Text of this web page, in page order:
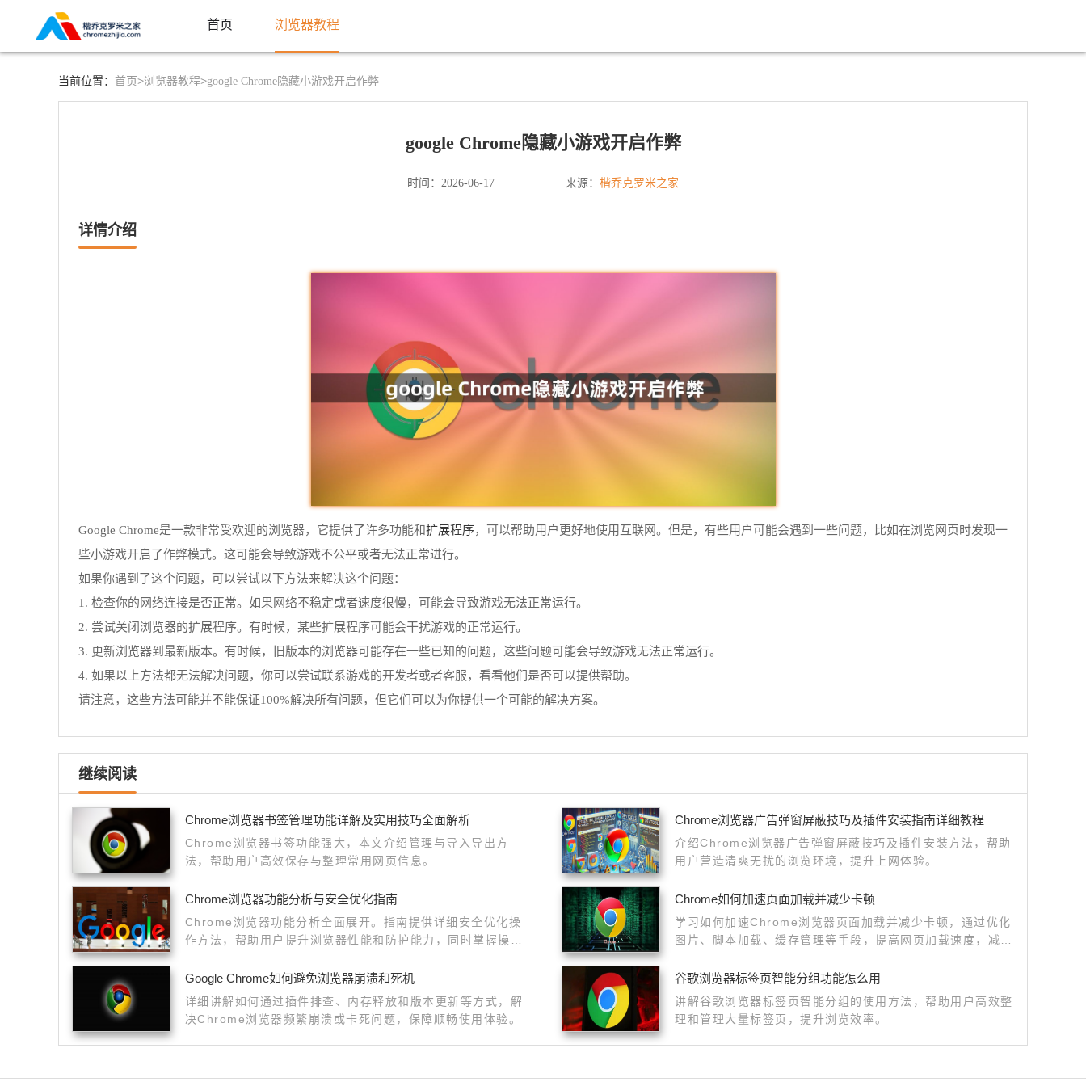
首页 浏览器教程
当前位置： 首页>浏览器教程>google Chrome隐藏小游戏开启作弊
google Chrome隐藏小游戏开启作弊
时间：2026-06-17 来源： 楷乔克罗米之家
详情介绍
Google Chrome是一款非常受欢迎的浏览器，它提供了许多功能和扩展程序，可以帮助用户更好地使用互联网。但是，有些用户可能会遇到一些问题，比如在浏览网页时发现一
些小游戏开启了作弊模式。这可能会导致游戏不公平或者无法正常进行。
如果你遇到了这个问题，可以尝试以下方法来解决这个问题：
1. 检查你的网络连接是否正常。如果网络不稳定或者速度很慢，可能会导致游戏无法正常运行。
2. 尝试关闭浏览器的扩展程序。有时候，某些扩展程序可能会干扰游戏的正常运行。
3. 更新浏览器到最新版本。有时候，旧版本的浏览器可能存在一些已知的问题，这些问题可能会导致游戏无法正常运行。
4. 如果以上方法都无法解决问题，你可以尝试联系游戏的开发者或者客服，看看他们是否可以提供帮助。
请注意，这些方法可能并不能保证100%解决所有问题，但它们可以为你提供一个可能的解决方案。
继续阅读
Chrome浏览器书签管理功能详解及实用技巧全面解析
Chrome浏览器书签功能强大，本文介绍管理与导入导出方
法，帮助用户高效保存与整理常用网页信息。
Chrome浏览器广告弹窗屏蔽技巧及插件安装指南详细教程
介绍Chrome浏览器广告弹窗屏蔽技巧及插件安装方法，帮助
用户营造清爽无扰的浏览环境，提升上网体验。
Chrome浏览器功能分析与安全优化指南
Chrome浏览器功能分析全面展开。指南提供详细安全优化操
作方法，帮助用户提升浏览器性能和防护能力，同时掌握操作
Chrome如何加速页面加载并减少卡顿
学习如何加速Chrome浏览器页面加载并减少卡顿，通过优化
图片、脚本加载、缓存管理等手段，提高网页加载速度，减少
Google Chrome如何避免浏览器崩溃和死机
详细讲解如何通过插件排查、内存释放和版本更新等方式，解
决Chrome浏览器频繁崩溃或卡死问题，保障顺畅使用体验。
谷歌浏览器标签页智能分组功能怎么用
讲解谷歌浏览器标签页智能分组的使用方法，帮助用户高效整
理和管理大量标签页，提升浏览效率。